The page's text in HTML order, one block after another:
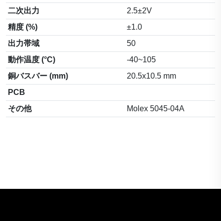
二次出力
2.5±2V
精度 (%)
±1.0
出力帯域
50
動作温度 (°C)
-40~105
銅バスバー (mm)
20.5x10.5 mm
PCB
その他
Molex 5045-04A